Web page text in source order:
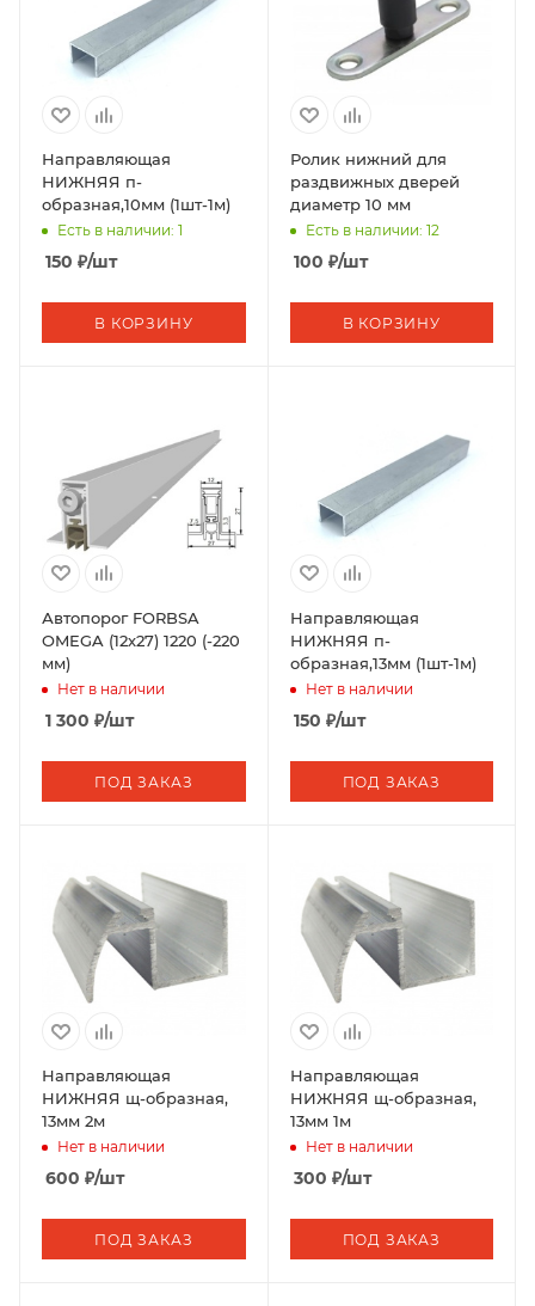
Направляющая
НИЖНЯЯ п-
образная,10мм (1шт-1м)
Есть в наличии: 1
150 ₽/шт
В КОРЗИНУ
Ролик нижний для
раздвижных дверей
диаметр 10 мм
Есть в наличии: 12
100 ₽/шт
В КОРЗИНУ
Автопорог FORBSA
OMEGA (12х27) 1220 (-220
мм)
Нет в наличии
1 300 ₽/шт
ПОД ЗАКАЗ
Направляющая
НИЖНЯЯ п-
образная,13мм (1шт-1м)
Нет в наличии
150 ₽/шт
ПОД ЗАКАЗ
Направляющая
НИЖНЯЯ щ-образная,
13мм 2м
Нет в наличии
600 ₽/шт
ПОД ЗАКАЗ
Направляющая
НИЖНЯЯ щ-образная,
13мм 1м
Нет в наличии
300 ₽/шт
ПОД ЗАКАЗ